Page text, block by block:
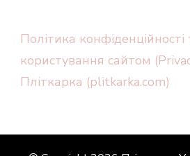
Політика
користування сайтом
Пліткарка (plitkarka.com)